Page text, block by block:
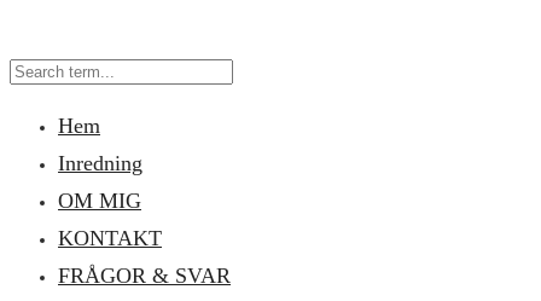
Hem
Inredning
OM MIG
KONTAKT
FRÅGOR & SVAR